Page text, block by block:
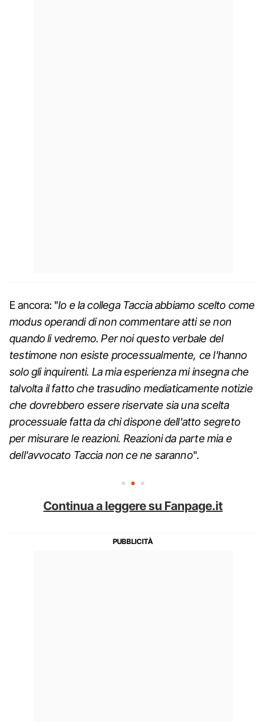
E ancora: "Io e la collega Taccia abbiamo scelto come
modus operandi di non commentare atti se non
quando li vedremo. Per noi questo verbale del
testimone non esiste processualmente, ce l'hanno
solo gli inquirenti. La mia esperienza mi insegna che
talvolta il fatto che trasudino mediaticamente notizie
che dovrebbero essere riservate sia una scelta
processuale fatta da chi dispone dell'atto segreto
per misurare le reazioni. Reazioni da parte mia e
dell'avvocato Taccia non ce ne saranno".
Continua a leggere su Fanpage.it